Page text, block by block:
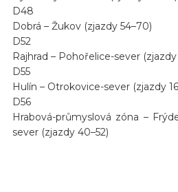
D48
Dobrá – Žukov (zjazdy 54–70)
D52
Rajhrad – Pohořelice-sever (zjazdy
D55
Hulín – Otrokovice-sever (zjazdy
D56
Hrabová-průmyslová zóna –
sever (zjazdy 40–52)